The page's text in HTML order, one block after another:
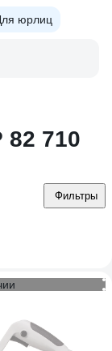
юрлиц
82 710
Фильтры